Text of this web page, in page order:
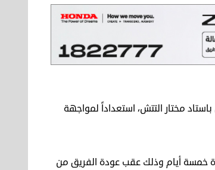
مختار التتش، استعداداً لمواجهة
خمسة أيام وذلك عقب عودة الفريق من